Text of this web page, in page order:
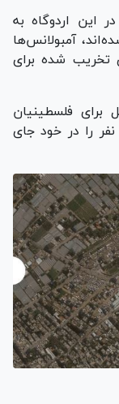
این اردوگاه به
آمبولانس‌ها
تخریب شده برای
برای فلسطینیان
اردوگاه معمولا حدود ۳۰ هزار نفر را در خود جای